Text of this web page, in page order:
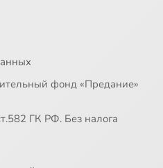
фонд «Предание»
ГК РФ. Без налога